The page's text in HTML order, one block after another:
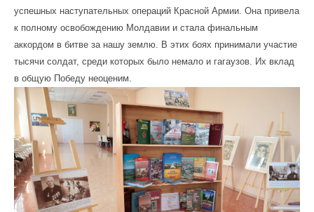
успешных наступательных операций Красной Армии. Она привела
к полному освобождению Молдавии и стала финальным
аккордом в битве за нашу землю. В этих боях принимали участие
тысячи солдат, среди которых было немало и гагаузов. Их вклад
в общую Победу неоценим.